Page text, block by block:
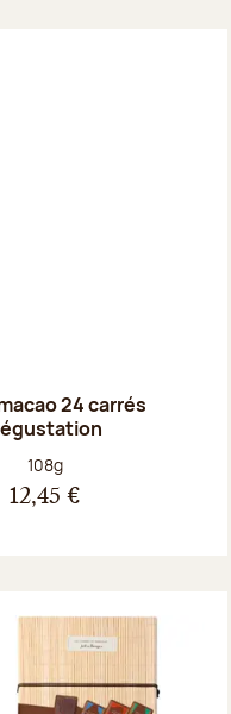
24 carrés
Poids net :
108g
12,45 €